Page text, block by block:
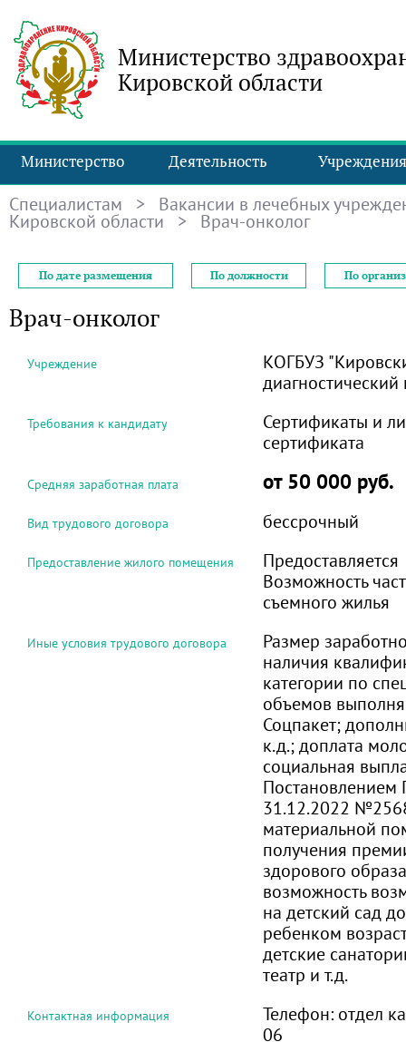
Министерство
Кировской области
Министерство Деятельность Учреждения
Специалистам > Вакансии в лечебных
Кировской области > Врач-онколог
По дате размещения По должности По
Врач-онколог
Учреждение
КОГБУЗ
диагностический
Требования к кандидату
Сертификаты и
сертификата
Средняя заработная плата от 50 000 руб.
Вид трудового договора бессрочный
Предоставление жилого помещения
Предоставляется
Возможность
съемного жилья
Иные условия трудового договора
Размер
наличия
категории по
объемов
Соцпакет;
к.д.; доплата
социальная
Постановлением
31.12.2022
материальной
получения
здорового
возможность
на детский сад
ребенком
детские
театр и т.д.
Контактная информация Телефон: отдел
06